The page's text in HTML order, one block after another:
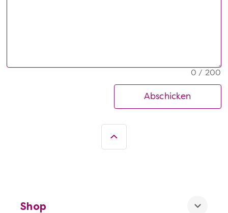
0 / 200
Abschicken
Shop